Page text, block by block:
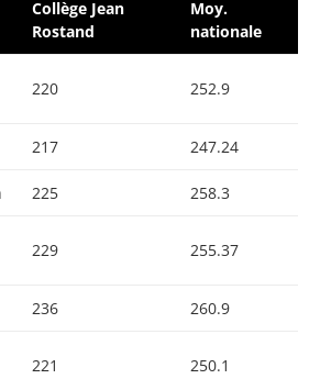
Collège Jean
Rostand
Moy.
nationale
220 252.9
217 247.24
225 258.3
229 255.37
236 260.9
221 250.1